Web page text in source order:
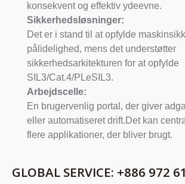
konsekvent og effektiv ydeevne.
Sikkerhedsløsninger:
Det er i stand til at opfylde
pålidelighed, mens det understøtter
sikkerhedsarkitekturen for at opfylde
SIL3/Cat.4/PLeSIL3.
Arbejdscelle:
En brugervenlig portal, der giver
eller automatiseret drift.Det kan
flere applikationer, der bliver brugt.
GLOBAL SERVICE: +886 972